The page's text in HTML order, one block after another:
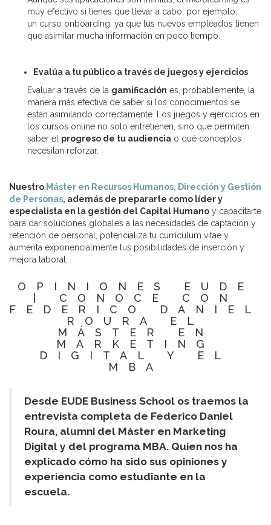
muy efectivo si tienes que llevar a cabo, por ejemplo,
un curso onboarding, ya que tus nuevos empleados tienen
que asimilar mucha información en poco tiempo.
Evalúa a tu público a través de juegos y ejercicios
Evaluar a través de la gamificación es, probablemente, la
manera más efectiva de saber si los conocimientos se
están asimilando correctamente. Los juegos y ejercicios en
los cursos online no solo entretienen, sino que permiten
saber el progreso de tu audiencia o qué conceptos
necesitan reforzar.
Nuestro Máster en Recursos Humanos, Dirección y Gestión
de Personas, además de prepararte como líder y
especialista en la gestión del Capital Humano y capacitarte
para dar soluciones globales a las necesidades de captación y
retención de personal, potencializa tu currículum vitae y
aumenta exponencialmente tus posibilidades de inserción y
mejora laboral.
OPINIONES EUDE
| CONOCE CON
FEDERICO DANIEL
ROURA EL
MÁSTER EN
MARKETING
DIGITAL Y EL
MBA
Desde EUDE Business School os traemos la
entrevista completa de Federico Daniel
Roura, alumni del Máster en Marketing
Digital y del programa MBA. Quien nos ha
explicado cómo ha sido sus opiniones y
experiencia como estudiante en la
escuela.